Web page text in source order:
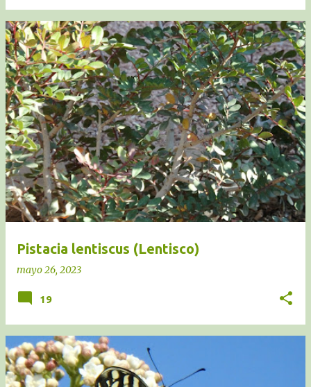
Pistacia lentiscus (Lentisco)
mayo 26, 2023
19